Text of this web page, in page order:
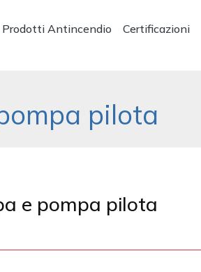
Prodotti Antincendio Certificazioni
pilota
e pompa pilota